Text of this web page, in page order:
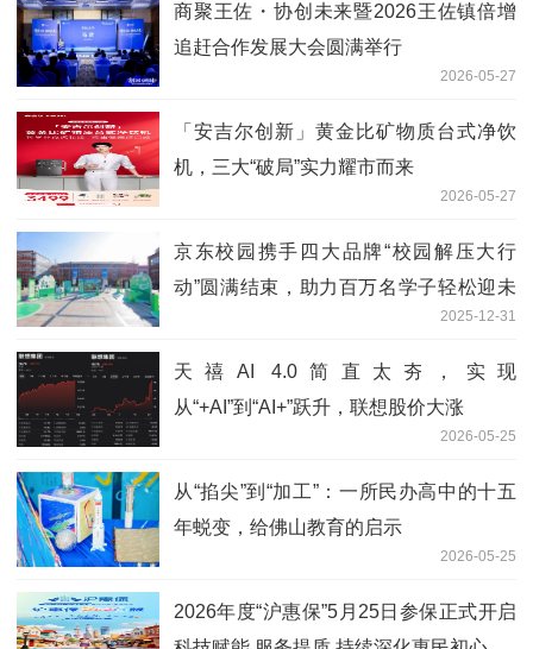
商聚王佐・协创未来暨2026王佐镇倍增
追赶合作发展大会圆满举行
2026-05-27
「安吉尔创新」黄金比矿物质台式净饮
机，三大“破局”实力耀市而来
2026-05-27
京东校园携手四大品牌“校园解压大行
动”圆满结束，助力百万名学子轻松迎未
2025-12-31
天禧AI 4.0简直太夯，实现
从“+AI”到“AI+”跃升，联想股价大涨
2026-05-25
从“掐尖”到“加工”：一所民办高中的十五
年蜕变，给佛山教育的启示
2026-05-25
2026年度“沪惠保”5月25日参保正式开启